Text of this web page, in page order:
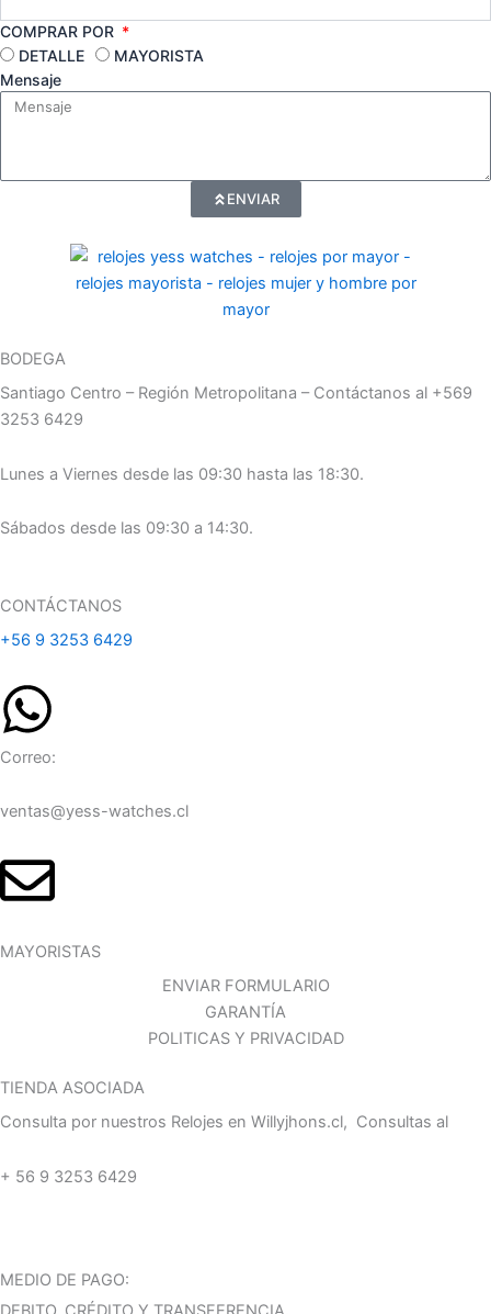
COMPRAR POR
DETALLE
MAYORISTA
Mensaje
ENVIAR
BODEGA
Santiago Centro – Región Metropolitana – Contáctanos al +569
3253 6429
Lunes a Viernes desde las 09:30 hasta las 18:30.
Sábados desde las 09:30 a 14:30.
CONTÁCTANOS
+56 9 3253 6429
Correo:
ventas@yess-watches.cl
MAYORISTAS
ENVIAR FORMULARIO
GARANTÍA
POLITICAS Y PRIVACIDAD
TIENDA ASOCIADA
Consulta por nuestros Relojes en Willyjhons.cl, Consultas al
+ 56 9 3253 6429
MEDIO DE PAGO: